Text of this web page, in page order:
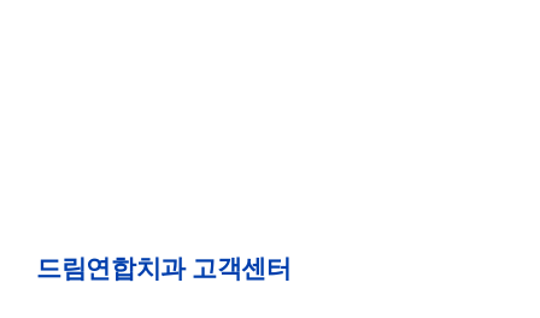
드림연합치과 고객센터